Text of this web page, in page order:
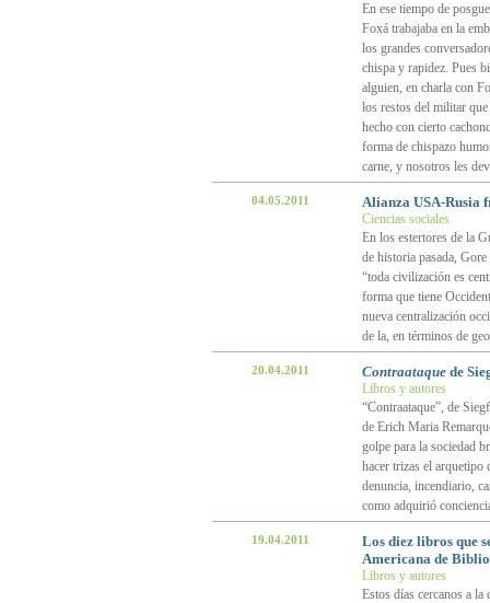
En ese tiempo de
Foxá trabajaba en la
los grandes
chispa y rapidez. Pues
alguien, en charla con
los restos del militar
hecho con cierto
forma de chispazo
carne, y nosotros les
04.05.2011 Alianza USA-Rusia
Ciencias sociales
En los estertores de la
de historia pasada,
“toda civilización es
forma que tiene
nueva centralización
de la, en términos de
20.04.2011 Contraataquede
Libros y autores
“Contraataque”, de
de Erich Maria
golpe para la sociedad
hacer trizas el arquetipo
denuncia, incendiario,
como adquirió
19.04.2011
Los diez libros que
Americana de
Libros y autores
Estos días cercanos a